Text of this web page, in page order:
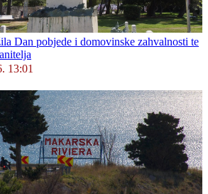
Dan pobjede i domovinske zahvalnosti te
13:01